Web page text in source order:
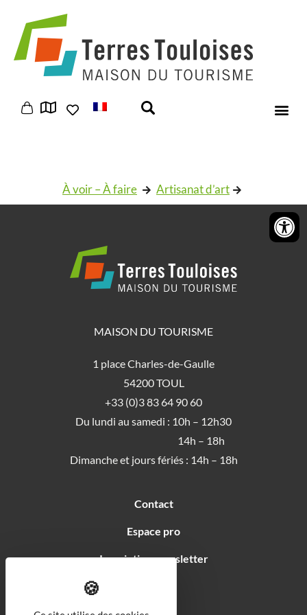
À voir – À faire Artisanat d’art
MAISON DU TOURISME
1 place Charles-de-Gaulle
54200 TOUL
+33 (0)3 83 64 90 60
Du lundi au samedi : 10h – 12h30
14h – 18h
Dimanche et jours fériés : 14h – 18h
Contact
Espace pro
Inscription newsletter